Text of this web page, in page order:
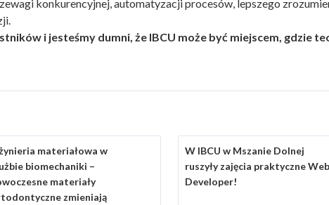
konkurencyjnej, automatyzacji procesów, lepszego
i jesteśmy dumni, że IBCU może być miejscem, gdzie
materiałowa w
biomechaniki –
materiały
zmieniają
W IBCU w Mszanie Dolnej
ruszyły zajęcia praktyczne
Developer!